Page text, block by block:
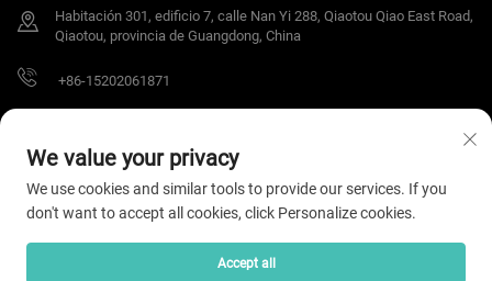
Habitación 301, edificio 7, calle Nan Yi 288, Qiaotou Qiao East Road,
Qiaotou, provincia de Guangdong, China
+86-15202061871
Derechos de autor © 2025 Dongguan Meisheng Intelligent Technology Co.,Ltd.
Todos los derechos reservados. Política de privacidad
We value your privacy
We use cookies and similar tools to provide our services. If you
don't want to accept all cookies, click Personalize cookies.
Accept all